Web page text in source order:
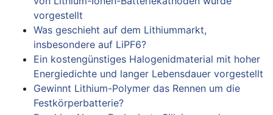
vorgestellt
Was geschieht auf dem Lithiummarkt,
insbesondere auf LiPF6?
Ein kostengünstiges Halogenidmaterial mit hoher
Energiedichte und langer Lebensdauer vorgestellt
Gewinnt Lithium-Polymer das Rennen um die
Festkörperbatterie?